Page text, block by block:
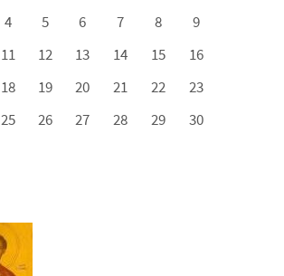
4 5 6 7 8
9
11 12 13 14 15
16
18 19 20 21 22
23
25 26 27 28 29
30